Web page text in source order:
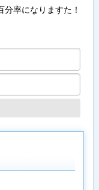
率になりますた！